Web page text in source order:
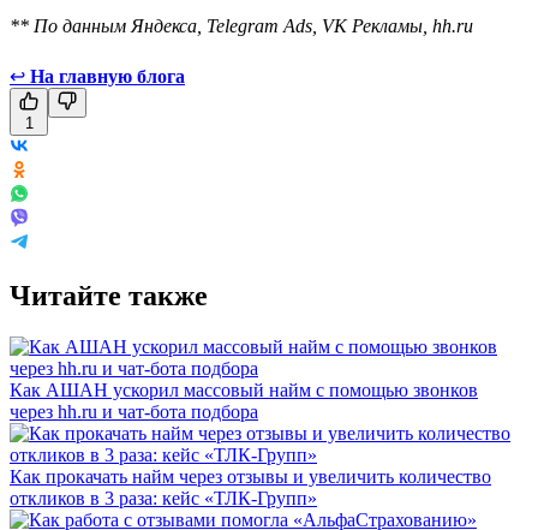
** По данным Яндекса, Telegram Ads, VK Рекламы, hh.ru
↩ На главную блога
1
Читайте также
Как АШАН ускорил массовый найм с помощью звонков
через hh.ru и чат-бота подбора
Как прокачать найм через отзывы и увеличить количество
откликов в 3 раза: кейс «ТЛК-Групп»